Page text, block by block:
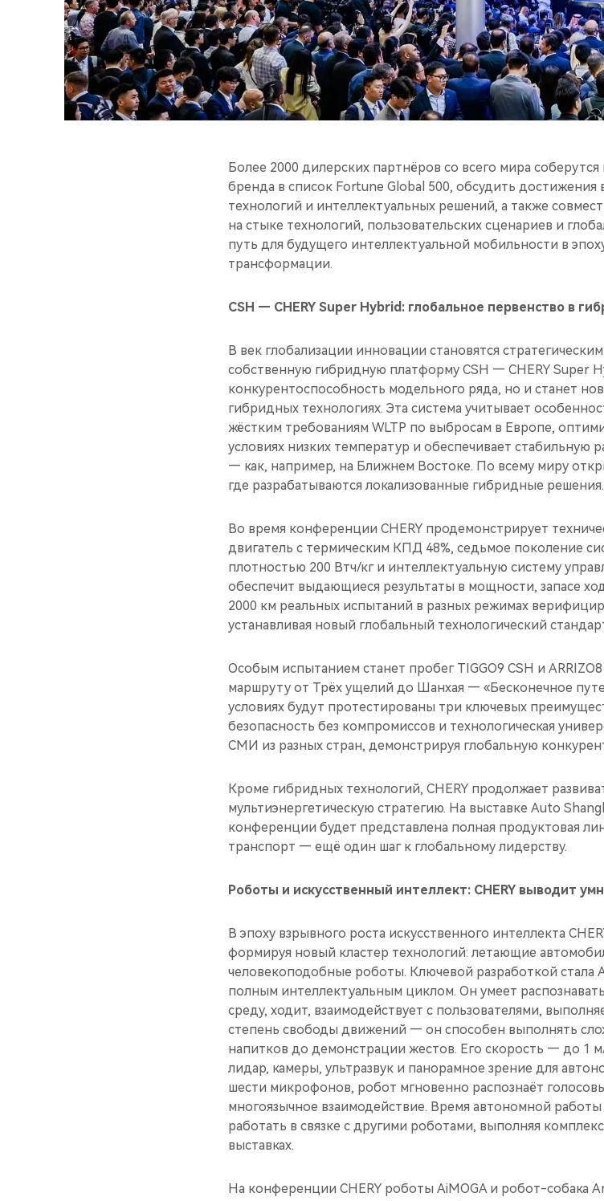
Более 2000 дилерских партнёров со всего мира
бренда в список Fortune Global 500, обсудить достижения
технологий и интеллектуальных решений, а также
на стыке технологий, пользовательских сценариев и
путь для будущего интеллектуальной мобильности в
трансформации.
CSH — CHERY Super Hybrid: глобальное первенство в
В век глобализации инновации становятся
собственную гибридную платформу CSH — CHERY Super
конкурентоспособность модельного ряда, но и станет
гибридных технологиях. Эта система учитывает
жёстким требованиям WLTP по выбросам в Европе,
условиях низких температур и обеспечивает стабильную
— как, например, на Ближнем Востоке. По всему миру
где разрабатываются локализованные гибридные решения.
Во время конференции CHERY продемонстрирует
двигатель с термическим КПД 48%, седьмое поколение
плотностью 200 Втч/кг и интеллектуальную систему
обеспечит выдающиеся результаты в мощности, запасе
2000 км реальных испытаний в разных режимах
устанавливая новый глобальный технологический
Особым испытанием станет пробег TIGGO9 CSH и
маршруту от Трёх ущелий до Шанхая — «Бесконечное
условиях будут протестированы три ключевых
безопасность без компромиссов и технологическая
СМИ из разных стран, демонстрируя глобальную
Кроме гибридных технологий, CHERY продолжает
мультиэнергетическую стратегию. На выставке Auto
конференции будет представлена полная продуктовая
транспорт — ещё один шаг к глобальному лидерству.
Роботы и искусственный интеллект: CHERY выводит
В эпоху взрывного роста искусственного интеллекта
формируя новый кластер технологий: летающие
человекоподобные роботы. Ключевой разработкой стала
полным интеллектуальным циклом. Он умеет
среду, ходит, взаимодействует с пользователями,
степень свободы движений — он способен выполнять
напитков до демонстрации жестов. Его скорость — до 1
лидар, камеры, ультразвук и панорамное зрение для
шести микрофонов, робот мгновенно распознаёт
многоязычное взаимодействие. Время автономной
работать в связке с другими роботами, выполняя
выставках.
На конференции CHERY роботы AiMOGA и робот-собака